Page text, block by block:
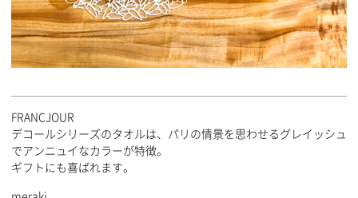
FRANCJOUR
デコールシリーズのタオルは、パリの情景を思わせるグレイッシュ
でアンニュイなカラーが特徴。
ギフトにも喜ばれます。